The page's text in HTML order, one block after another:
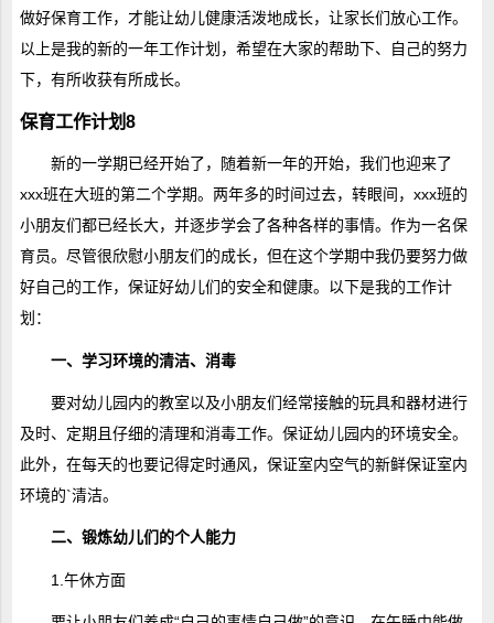
做好保育工作，才能让幼儿健康活泼地成长，让家长们放心工作。
以上是我的新的一年工作计划，希望在大家的帮助下、自己的努力
下，有所收获有所成长。
保育工作计划8
新的一学期已经开始了，随着新一年的开始，我们也迎来了
xxx班在大班的第二个学期。两年多的时间过去，转眼间，xxx班的
小朋友们都已经长大，并逐步学会了各种各样的事情。作为一名保
育员。尽管很欣慰小朋友们的成长，但在这个学期中我仍要努力做
好自己的工作，保证好幼儿们的安全和健康。以下是我的工作计
划：
一、学习环境的清洁、消毒
要对幼儿园内的教室以及小朋友们经常接触的玩具和器材进行
及时、定期且仔细的清理和消毒工作。保证幼儿园内的环境安全。
此外，在每天的也要记得定时通风，保证室内空气的新鲜保证室内
环境的`清洁。
二、锻炼幼儿们的个人能力
1.午休方面